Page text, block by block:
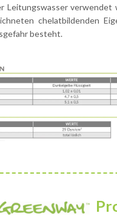
Leitungswasser verwendet
chelatbildenden
besteht.